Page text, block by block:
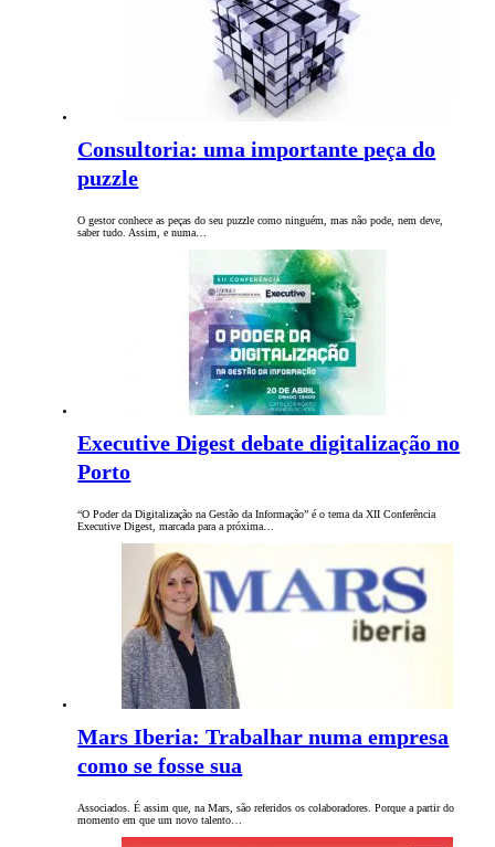
Consultoria: uma importante peça do
puzzle
O gestor conhece as peças do seu puzzle como ninguém, mas não pode, nem deve,
saber tudo. Assim, e numa…
Executive Digest debate digitalização no
Porto
“O Poder da Digitalização na Gestão da Informação” é o tema da XII Conferência
Executive Digest, marcada para a próxima…
Mars Iberia: Trabalhar numa empresa
como se fosse sua
Associados. É assim que, na Mars, são referidos os colaboradores. Porque a partir do
momento em que um novo talento…